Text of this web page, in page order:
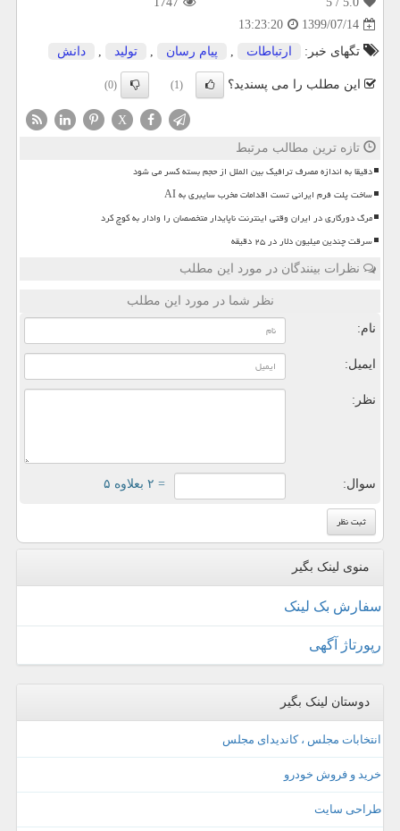
1399/07/14
13:23:20
تگهای خبر:
ارتباطات , پیام رسان , تولید , دانش
این مطلب را می پسندید؟ (1)
(0)
X
تازه ترین مطالب مرتبط
دقیقا به اندازه مصرف ترافیک بین الملل از حجم بسته کسر می شود
ساخت پلت فرم ایرانی تست اقدامات مخرب سایبری به AI
مرگ دورکاری در ایران وقتی اینترنت ناپایدار متخصصان را وادار به کوچ کرد
سرقت چندین میلیون دلار در ۲۵ دقیقه
نظرات بینندگان در مورد این مطلب
نظر شما در مورد این مطلب
نام:
ایمیل:
نظر:
سوال: = ۲ بعلاوه ۵
منوی لینک بگیر
سفارش بک لینک
رپورتاژ آگهی
دوستان لینک بگیر
انتخابات مجلس ، کاندیدای مجلس
خرید و فروش خودرو
طراحی سایت